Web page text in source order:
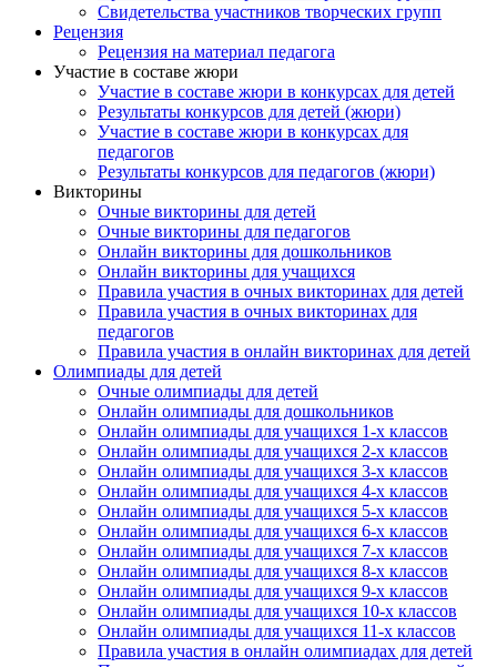
Свидетельства участников творческих групп
Рецензия
Рецензия на материал педагога
Участие в составе жюри
Участие в составе жюри в конкурсах для детей
Результаты конкурсов для детей (жюри)
Участие в составе жюри в конкурсах для
педагогов
Результаты конкурсов для педагогов (жюри)
Викторины
Очные викторины для детей
Очные викторины для педагогов
Онлайн викторины для дошкольников
Онлайн викторины для учащихся
Правила участия в очных викторинах для детей
Правила участия в очных викторинах для
педагогов
Правила участия в онлайн викторинах для детей
Олимпиады для детей
Очные олимпиады для детей
Онлайн олимпиады для дошкольников
Онлайн олимпиады для учащихся 1-х классов
Онлайн олимпиады для учащихся 2-х классов
Онлайн олимпиады для учащихся 3-х классов
Онлайн олимпиады для учащихся 4-х классов
Онлайн олимпиады для учащихся 5-х классов
Онлайн олимпиады для учащихся 6-х классов
Онлайн олимпиады для учащихся 7-х классов
Онлайн олимпиады для учащихся 8-х классов
Онлайн олимпиады для учащихся 9-х классов
Онлайн олимпиады для учащихся 10-х классов
Онлайн олимпиады для учащихся 11-х классов
Правила участия в онлайн олимпиадах для детей